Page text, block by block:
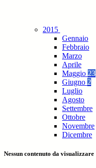
2015
Gennaio
Febbraio
Marzo
Aprile
Maggio 23
Giugno 2
Luglio
Agosto
Settembre
Ottobre
Novembre
Dicembre
Nessun contenuto da visualizzare